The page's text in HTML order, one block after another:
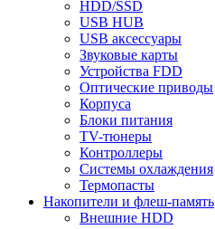
HDD/SSD
USB HUB
USB аксессуары
Звуковые карты
Устройства FDD
Оптические приводы
Корпуса
Блоки питания
TV-тюнеры
Контроллеры
Системы охлаждения
Термопасты
Накопители и флеш-память
Внешние HDD